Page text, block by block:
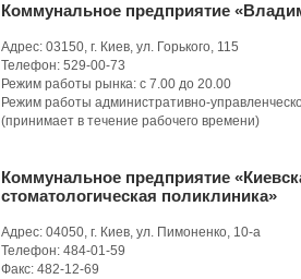
Коммунальное предприятие
Адрес: 03150, г. Киев, ул. Горького, 115
Телефон: 529-00-73
Режим работы рынка: с 7.00 до 20.00
Режим работы административно-
(принимает в течение рабочего времени)
Коммунальное предприятие
стоматологическая поликлиника»
Адрес: 04050, г. Киев, ул. Пимоненко, 10-а
Телефон: 484-01-59
Факс: 482-12-69